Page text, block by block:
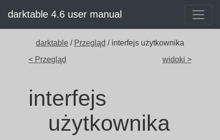
darktable 4.6 user manual
darktable / Przegląd / interfejs użytkownika
< Przegląd
widoki >
interfejs
użytkownika